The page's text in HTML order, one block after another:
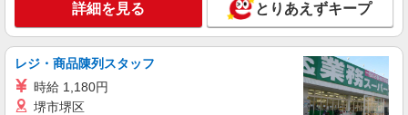
時給1400円〜 ※残業代支給 ★交通費別途支給
（規定あり） ゜+゜・。○。・゜+゜・。○。・゜
+゜ 入社祝い金10万円支給(規定有) お友達を紹介
頂くと, インセンティブ支給(規定有) ★月2回払
い・週払い可能（規程有）★ ゜・。○。・゜
群馬県太田市のdocomoショップ
キープ 詳細を見る
詳細を見る とりあえずキープ
レジ・商品陳列スタッフ
時給 1,180円
堺市堺区